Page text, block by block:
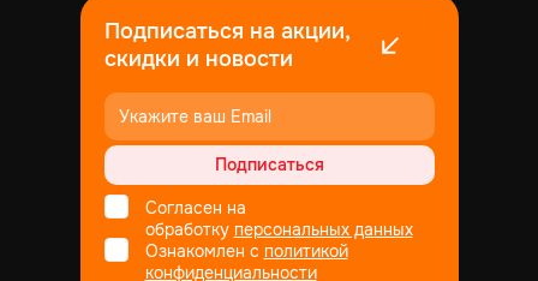
Подписаться на акции,
скидки и новости
Подписаться
Согласен на
обработку персональных данных
Ознакомлен с политикой
конфиденциальности